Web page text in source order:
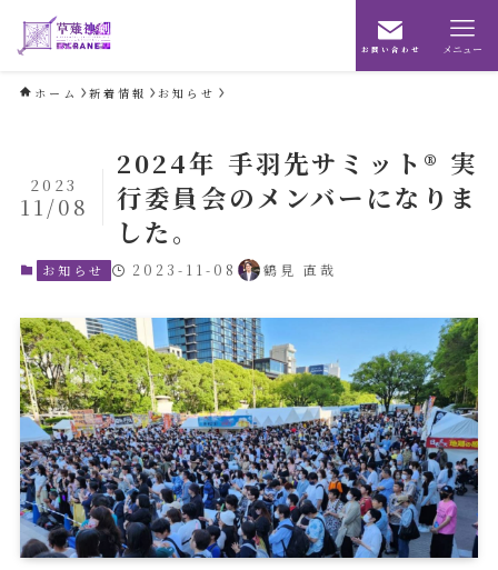
お問い合わせ メニュー
ホーム 新着情報 お知らせ
2024年 手羽先サミット®︎ 実
行委員会のメンバーになりま
した。
2023
11/08
お知らせ 2023-11-08 鶴見 直哉